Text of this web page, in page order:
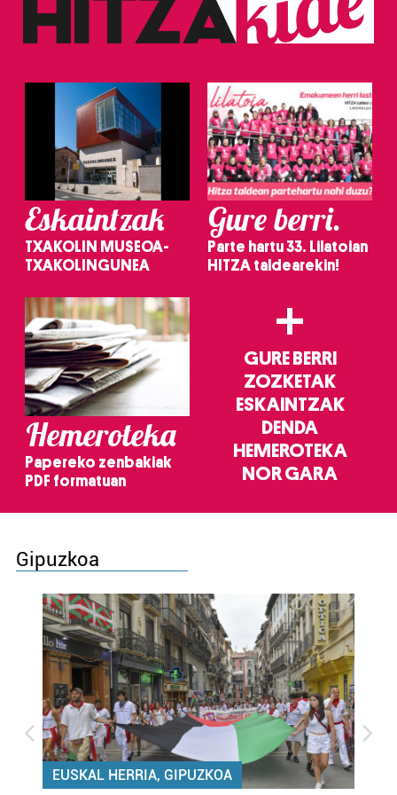
Eskaintzak
TXAKOLIN MUSEOA-
TXAKOLINGUNEA
Gure berri.
Parte hartu 33. Lilatoian
HITZA taldearekin!
Hemeroteka
Papereko zenbakiak
PDF formatuan
+
GURE BERRI
ZOZKETAK
ESKAINTZAK
DENDA
HEMEROTEKA
NOR GARA
Gipuzkoa
EUSKAL HERRIA, GIPUZKOA